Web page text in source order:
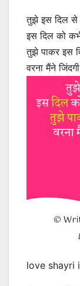
तुझे इस दिल से
इस दिल को
तुझे पाकर इस
वरना मैंने
love shayri